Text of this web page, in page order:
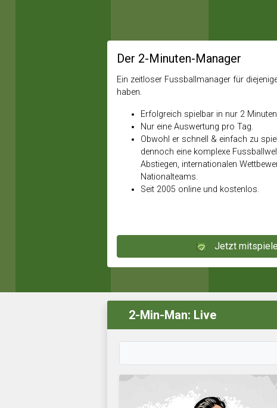
Der 2-Minuten-Manager
Ein zeitloser Fussballmanager für
haben.
Erfolgreich spielbar in nur 2
Nur eine Auswertung pro Tag.
Obwohl er schnell & einfach zu
dennoch eine komplexe
Abstiegen, internationalen
Nationalteams.
Seit 2005 online und kostenlos.
Jetzt
2-Min-Man: Live